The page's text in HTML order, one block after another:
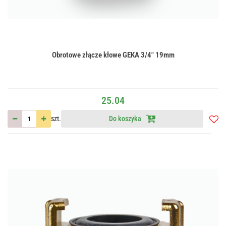
Obrotowe złącze kłowe GEKA 3/4" 19mm
25.04
szt. Do koszyka